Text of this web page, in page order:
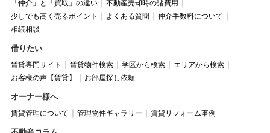
「仲介」と「買取」の違い
不動産売却時の諸費用
少しでも高く売るポイント
よくある質問
仲介手数料について
相続相談
借りたい
賃貸専門サイト 賃貸物件検索 学区から検索
エリアから検索
お客様の声【賃貸】
お部屋探し依頼
オーナー様へ
賃貸管理について 管理物件ギャラリー 賃貸リフォーム事例